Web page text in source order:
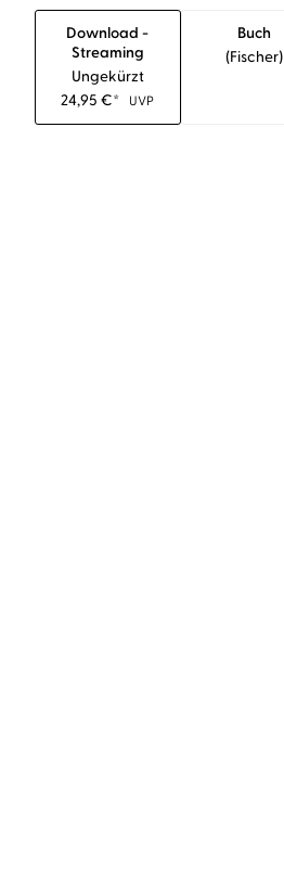
Download -
Streaming
Ungekürzt
24,95€* UVP
Buch
(fischer)